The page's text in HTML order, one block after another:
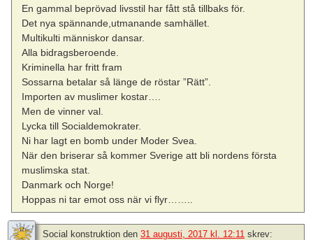
En gammal beprövad livsstil har fått stå tillbaks för.
Det nya spännande,utmanande samhället.
Multikulti människor dansar.
Alla bidragsberoende.
Kriminella har fritt fram
Sossarna betalar så länge de röstar ”Rätt”.
Importen av muslimer kostar….
Men de vinner val.
Lycka till Socialdemokrater.
Ni har lagt en bomb under Moder Svea.
När den briserar så kommer Sverige att bli nordens första
muslimska stat.
Danmark och Norge!
Hoppas ni tar emot oss när vi flyr……..
Social konstruktion den 31 augusti, 2017 kl. 12:11 skrev: